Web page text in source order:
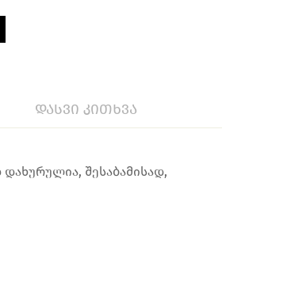
დასვი კითხვა
შესაბამისად,